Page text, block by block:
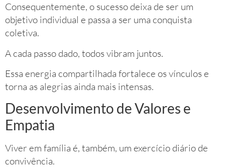
Consequentemente, o sucesso deixa de ser um
objetivo individual e passa a ser uma conquista
coletiva.
A cada passo dado, todos vibram juntos.
Essa energia compartilhada fortalece os vínculos e
torna as alegrias ainda mais intensas.
Desenvolvimento de Valores e
Empatia
Viver em família é, também, um exercício diário de
convivência.